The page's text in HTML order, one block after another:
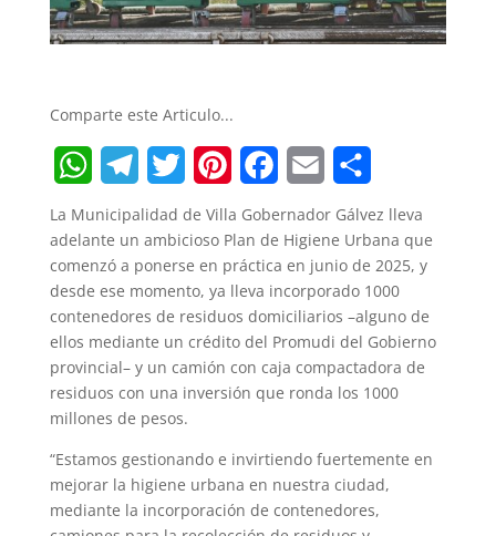
Comparte este Articulo...
h
a
t
s
A
p
p
T
e
l
e
g
r
a
m
T
w
i
t
t
e
r
i
n
t
e
r
s
t
a
c
e
b
o
k
m
a
i
l
h
a
r
e
La Municipalidad de Villa Gobernador Gálvez lleva
adelante un ambicioso Plan de Higiene Urbana que
comenzó a ponerse en práctica en junio de 2025, y
desde ese momento, ya lleva incorporado 1000
contenedores de residuos domiciliarios –alguno de
ellos mediante un crédito del Promudi del Gobierno
provincial– y un camión con caja compactadora de
residuos con una inversión que ronda los 1000
millones de pesos.
“Estamos gestionando e invirtiendo fuertemente en
mejorar la higiene urbana en nuestra ciudad,
mediante la incorporación de contenedores,